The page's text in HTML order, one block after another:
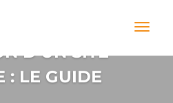
D'UN SITE
: LE GUIDE